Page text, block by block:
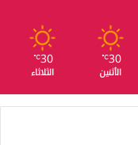
30
℃
الأثنين
30
℃
الثلاثاء